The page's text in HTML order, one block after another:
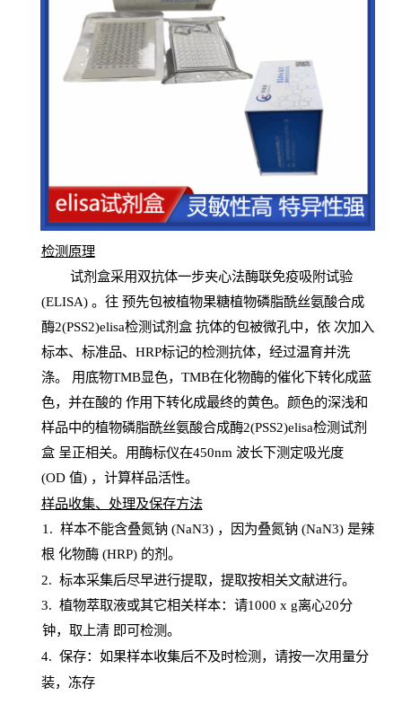
检测原理
试剂盒采用双抗体一步夹心法酶联免疫吸附试验
(ELISA) 。往 预先包被植物果糖植物磷脂酰丝氨酸合成
酶2(PSS2)elisa检测试剂盒抗体的包被微孔中，依 次加入
标本、标准品、 HRP标记的检测抗体，经过温育并洗
涤。 用底物TMB显色， TMB在化物酶的催化下转化成蓝
色，并在酸的 作用下转化成最终的黄色。颜色的深浅和
样品中的植物磷脂酰丝氨酸合成酶2(PSS2)elisa检测试剂
盒呈正相关。用酶标仪在450nm 波长下测定吸光度
(OD 值) ，计算样品活性。
样品收集、处理及保存方法
1 . 样本不能含叠氮钠(NaN3) ，因为叠氮钠 (NaN3) 是辣
根 化物酶(HRP) 的剂。
2. 标本采集后尽早进行提取，提取按相关文献进行。
3. 植物萃取液或其它相关样本：请1000 x g离心20分
钟，取上清 即可检测。
4. 保存：如果样本收集后不及时检测，请按一次用量分
装，冻存